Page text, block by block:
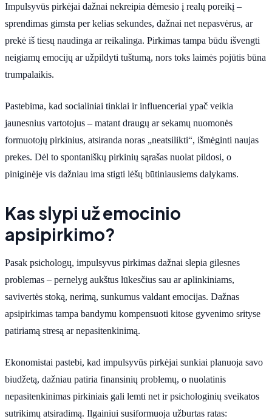
Impulsyvūs pirkėjai dažnai nekreipia dėmesio į realų poreikį –
sprendimas gimsta per kelias sekundes, dažnai net nepasvėrus, ar
prekė iš tiesų naudinga ar reikalinga. Pirkimas tampa būdu išvengti
neigiamų emocijų ar užpildyti tuštumą, nors toks laimės pojūtis būna
trumpalaikis.
Pastebima, kad socialiniai tinklai ir influenceriai ypač veikia
jaunesnius vartotojus – matant draugų ar sekamų nuomonės
formuotojų pirkinius, atsiranda noras „neatsilikti“, išmėginti naujas
prekes. Dėl to spontaniškų pirkinių sąrašas nuolat pildosi, o
piniginėje vis dažniau ima stigti lėšų būtiniausiems dalykams.
Kas slypi už emocinio
apsipirkimo?
Pasak psichologų, impulsyvus pirkimas dažnai slepia gilesnes
problemas – pernelyg aukštus lūkesčius sau ar aplinkiniams,
savivertės stoką, nerimą, sunkumus valdant emocijas. Dažnas
apsipirkimas tampa bandymu kompensuoti kitose gyvenimo srityse
patiriamą stresą ar nepasitenkinimą.
Ekonomistai pastebi, kad impulsyvūs pirkėjai sunkiai planuoja savo
biudžetą, dažniau patiria finansinių problemų, o nuolatinis
nepasitenkinimas pirkiniais gali lemti net ir psichologinių sveikatos
sutrikimų atsiradimą. Ilgainiui susiformuoja užburtas ratas: